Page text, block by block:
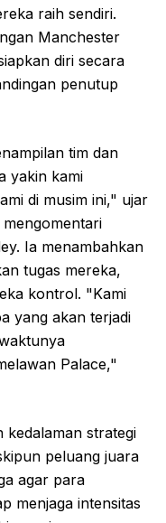
raih sendiri.
Manchester
diri secara
penutup
tim dan
yakin kami
di musim ini," ujar
Ia menambahkan
tugas mereka,
kontrol. "Kami
yang akan terjadi
Palace,"
strategi
peluang juara
agar para
menjaga intensitas